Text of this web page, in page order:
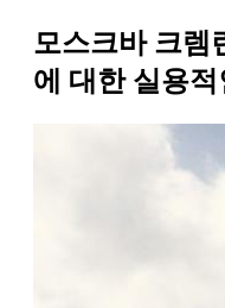
모스크바 크렘
에 대한 실용